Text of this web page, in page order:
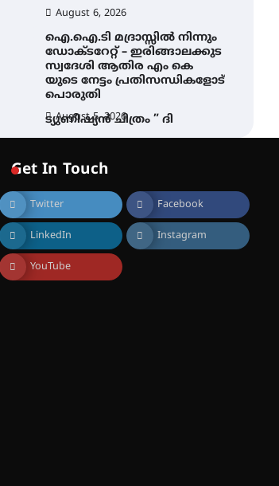
August 6, 2026
ഐ.ഐ.ടി മദ്രാസ്സിൽ നിന്നും
ഡോക്ടറേറ്റ് – ഇരിങ്ങാലക്കുട
സ്വദേശി ആതിര എം കെ
യുടെ നേട്ടം പ്രതിസന്ധികളോട്
പൊരുതി
August 5, 2026
ട്യുണീഷ്യൻ ചിത്രം ” ദി
സൊസൈറ്റി ആഗസ്റ്റ് 7
വെള്ളിയാഴ്ച സ്‌ക്രീൻ
ചെയ്യുന്നു
August 6, 2026
സെന്റ് ജോസഫ്സ് കോളജ്
കോമേഴ്‌സ്
അസോസിയേഷന്
തുടക്കമായി
Get In Touch
Twitter Facebook
LinkedIn Instagram
YouTube